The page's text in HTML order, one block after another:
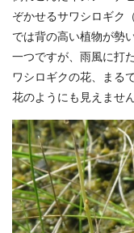
ぞかせるサワシロギク
では背の高い植物が勢
一つですが、雨風に打
ワシロギクの花、まる
花のようにも見えませ